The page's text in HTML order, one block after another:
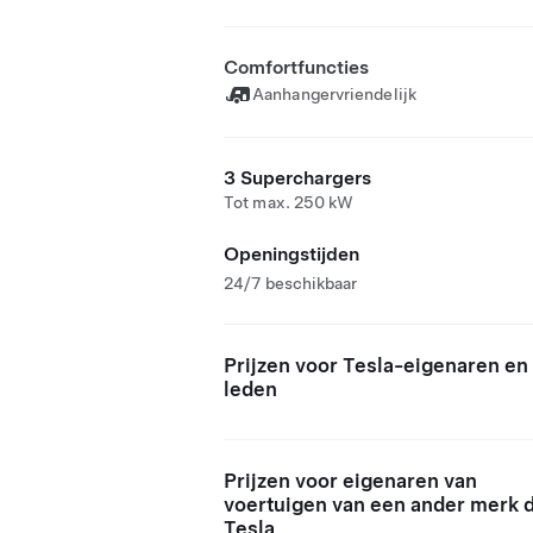
Comfortfuncties
Aanhangervriendelijk
3 Superchargers
Tot max. 250 kW
Openingstijden
24/7 beschikbaar
Prijzen voor Tesla-eigenaren en
leden
Prijzen voor eigenaren van
voertuigen van een ander merk
Tesla